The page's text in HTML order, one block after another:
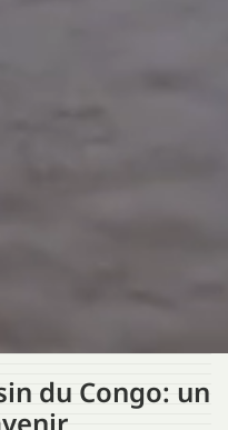
du Congo: un